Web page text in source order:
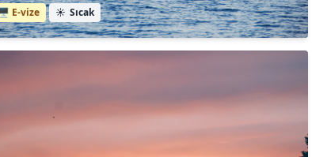
E-vize ☀️ Sıcak